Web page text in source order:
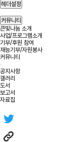
헤더설정
커뮤니티
큰빛나눔 소개
사업/프로그램소개
기부/후원 참여
재능기부/자원봉사
커뮤니티
공지사항
갤러리
도서
보고서
자료집